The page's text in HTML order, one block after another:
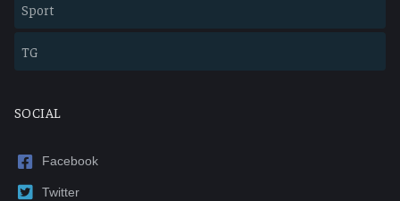
Sport
TG
SOCIAL
Facebook
Twitter